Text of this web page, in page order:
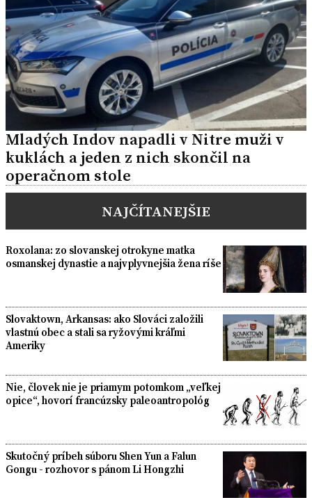
Mladých Indov napadli v Nitre muži v
kuklách a jeden z nich skončil na
operačnom stole
NAJČÍTANEJŠIE
Roxolana: zo slovanskej otrokyne matka
osmanskej dynastie a najvplyvnejšia žena ríše
Slovaktown, Arkansas: ako Slováci založili
vlastnú obec a stali sa ryžovými kráľmi
Ameriky
Nie, človek nie je priamym potomkom „veľkej
opice“, hovorí francúzsky paleoantropológ
Skutočný príbeh súboru Shen Yun a Falun
Gongu - rozhovor s pánom Li Hongzhi